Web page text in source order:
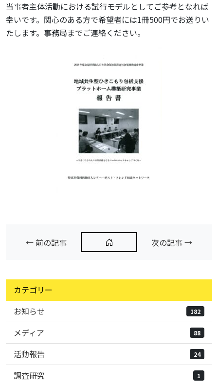
当事者主体活動における試行モデルとしてご参考となれば
幸いです。関心のある方で希望者には1冊500円でお送りい
たします。事務局までご連絡ください。
← 前の記事 次の記事 →
カテゴリー
お知らせ
182
メディア 88
活動報告 24
調査研究 1